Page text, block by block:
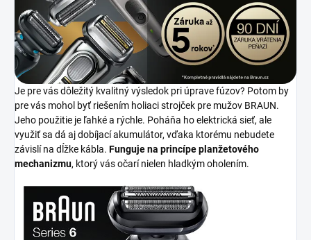
Je pre vás dôležitý kvalitný výsledok pri úprave fúzov? Potom by
pre vás mohol byť riešením holiaci strojček pre mužov BRAUN.
Jeho použitie je ľahké a rýchle. Poháňa ho elektrická sieť, ale
využiť sa dá aj dobíjací akumulátor, vďaka ktorému nebudete
závislí na dĺžke kábla. Funguje na princípe planžetového
mechanizmu, ktorý vás očarí nielen hladkým oholením.